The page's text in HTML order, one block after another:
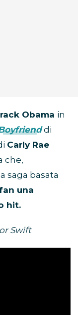
Obama in
di
Carly Rae
che,
saga basata
una
hit.
Swift